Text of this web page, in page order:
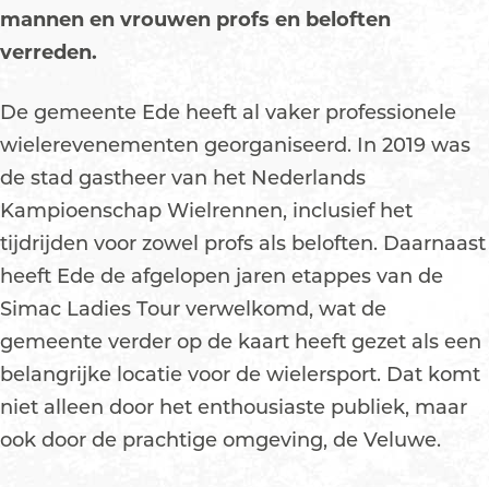
mannen en vrouwen profs en beloften
verreden.
De gemeente Ede heeft al vaker professionele
wielerevenementen georganiseerd. In 2019 was
de stad gastheer van het Nederlands
Kampioenschap Wielrennen, inclusief het
tijdrijden voor zowel profs als beloften. Daarnaast
heeft Ede de afgelopen jaren etappes van de
Simac Ladies Tour verwelkomd, wat de
gemeente verder op de kaart heeft gezet als een
belangrijke locatie voor de wielersport. Dat komt
niet alleen door het enthousiaste publiek, maar
ook door de prachtige omgeving, de Veluwe.